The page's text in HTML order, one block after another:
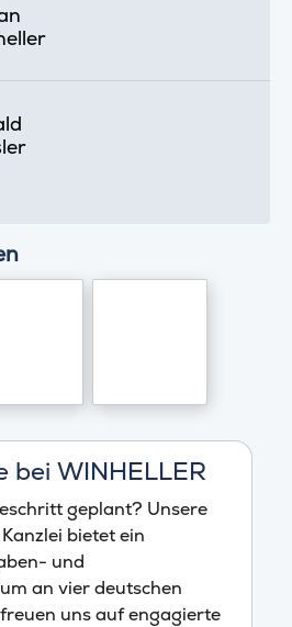
bei WINHELLER
geplant? Unsere
bietet ein
und
an vier deutschen
uns auf engagierte